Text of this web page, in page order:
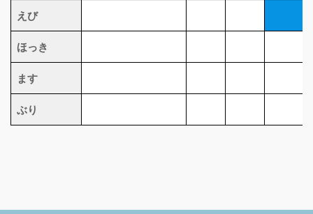
えび
ほっき
ます
ぶり